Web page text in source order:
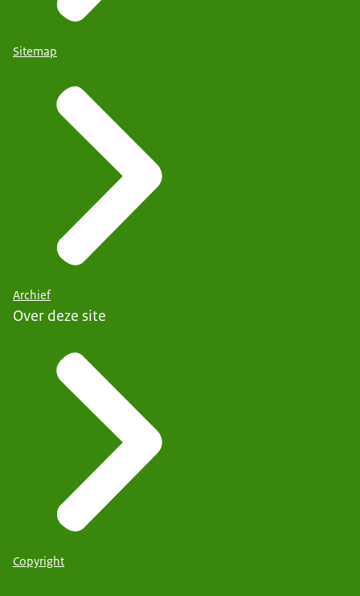
Sitemap
Archief
Over deze site
Copyright